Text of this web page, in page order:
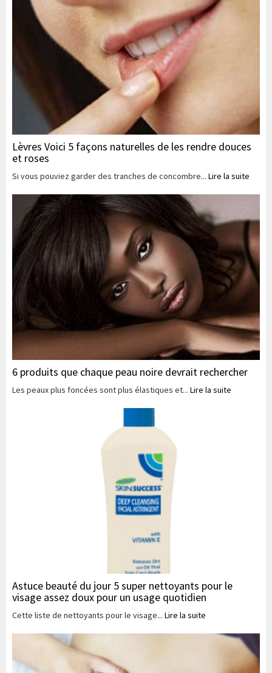
Lèvres Voici 5 façons naturelles de les rendre douces
et roses
Si vous pouviez garder des tranches de concombre... Lire la suite
6 produits que chaque peau noire devrait rechercher
Les peaux plus foncées sont plus élastiques et... Lire la suite
Astuce beauté du jour 5 super nettoyants pour le
visage assez doux pour un usage quotidien
Cette liste de nettoyants pour le visage... Lire la suite